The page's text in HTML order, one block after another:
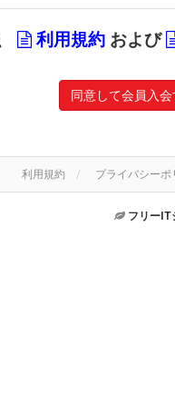
利用規約 および
同意して会員入会
利用規約 プライバシーポ
フリーIT